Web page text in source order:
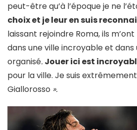
peut-être qu’à l’époque je ne
choix et je leur en suis
laissant rejoindre Roma, ils
dans une ville incroyable et dans
organisé. Jouer ici est
pour la ville. Je suis
Giallorosso ».